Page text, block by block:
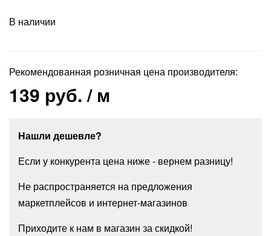
В наличии
Рекомендованная розничная цена производителя:
139 руб./ м
Нашли дешевле?
Если у конкурента цена ниже - вернем разницу!
Не распространяется на предложения
маркетплейсов и интернет-магазинов
Приходите к нам в магазин за скидкой!